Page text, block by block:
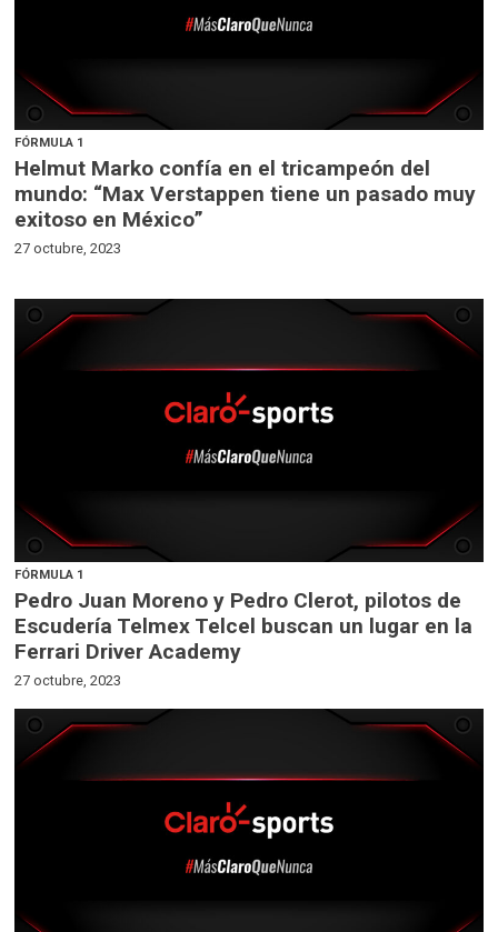
FÓRMULA 1
Helmut Marko confía en el tricampeón del
mundo: “Max Verstappen tiene un pasado muy
exitoso en México”
27 octubre, 2023
FÓRMULA 1
Pedro Juan Moreno y Pedro Clerot, pilotos de
Escudería Telmex Telcel buscan un lugar en la
Ferrari Driver Academy
27 octubre, 2023